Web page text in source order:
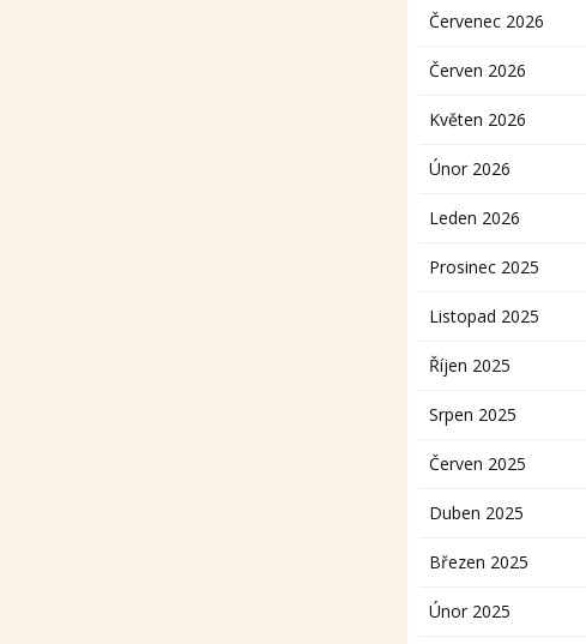
Červenec 2026
Červen 2026
Květen 2026
Únor 2026
Leden 2026
Prosinec 2025
Listopad 2025
Říjen 2025
Srpen 2025
Červen 2025
Duben 2025
Březen 2025
Únor 2025